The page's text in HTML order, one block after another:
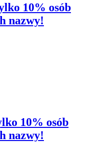
10% osób
nazwy!
10% osób
nazwy!